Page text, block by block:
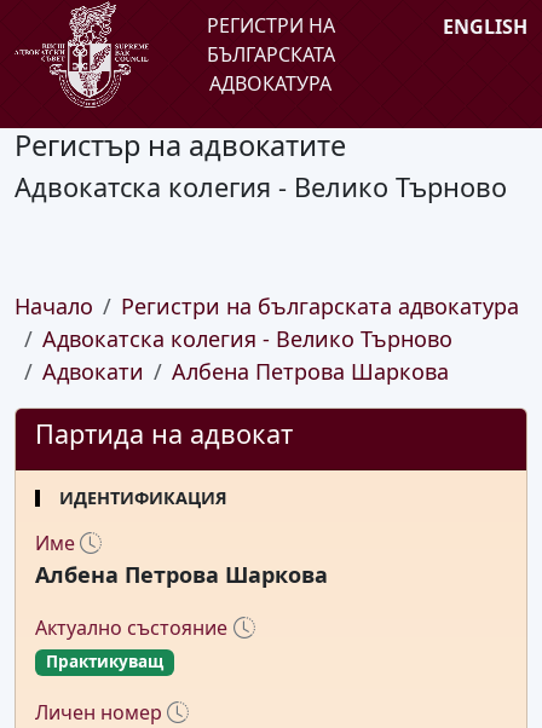
РЕГИСТРИ НА
БЪЛГАРСКАТА
АДВОКАТУРА
ENGLISH
Регистър на адвокатите
Адвокатска колегия - Велико Търново
Начало
Регистри на българската адвокатура
Адвокатска колегия - Велико Търново
Адвокати
Албена Петрова Шаркова
Партида на адвокат
ИДЕНТИФИКАЦИЯ
Име
Албена Петрова Шаркова
Актуално състояние
Практикуващ
Личен номер